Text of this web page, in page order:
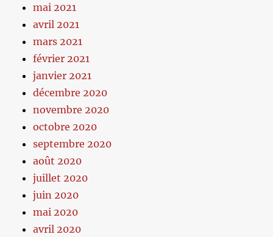
mai 2021
avril 2021
mars 2021
février 2021
janvier 2021
décembre 2020
novembre 2020
octobre 2020
septembre 2020
août 2020
juillet 2020
juin 2020
mai 2020
avril 2020